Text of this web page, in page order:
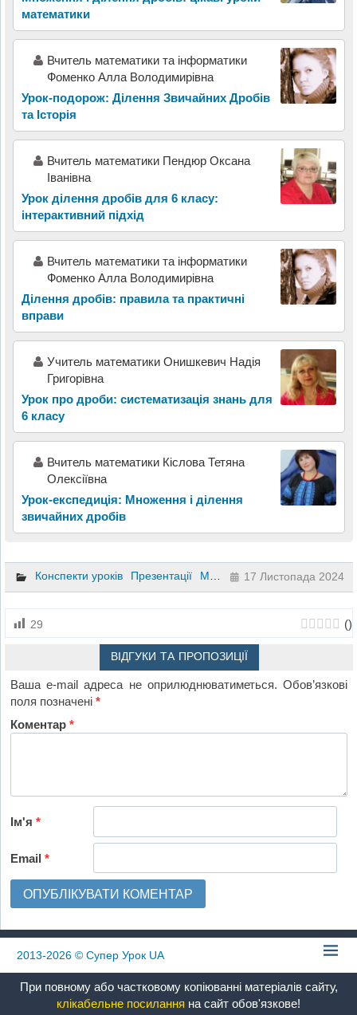
математики
Вчитель математики та інформатики
Фоменко Алла Володимирівна
Урок-подорож: Ділення Звичайних Дробів
та Історія
Вчитель математики Пендюр Оксана
Іванівна
Урок ділення дробів для 6 класу:
інтерактивний підхід
Вчитель математики та інформатики
Фоменко Алла Володимирівна
Ділення дробів: правила та практичні
вправи
Учитель математики Онишкевич Надія
Григорівна
Урок про дроби: систематизація знань для
6 класу
Вчитель математики Кіслова Тетяна
Олексіївна
Урок-експедиція: Множення і ділення
звичайних дробів
Конспекти уроків Презентації Математика 6 клас
17 Листопада 2024
29 ()
ВІДГУКИ ТА ПРОПОЗИЦІЇ
Ваша e-mail адреса не оприлюднюватиметься. Обов’язкові
поля позначені*
Коментар*
Ім'я*
Email*
2013-2026 © Супер Урок UA
При повному або частковому копіюванні матеріалів сайту,
клікабельне посилання на сайт обов'язкове!